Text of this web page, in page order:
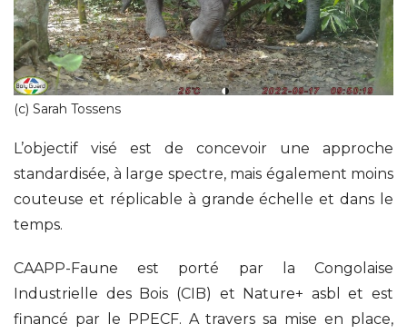
(c) Sarah Tossens
L’objectif visé est de concevoir une approche
standardisée, à large spectre, mais également moins
couteuse et réplicable à grande échelle et dans le
temps.
CAAPP-Faune est porté par la Congolaise
Industrielle des Bois (CIB) et Nature+ asbl et est
financé par le PPECF. A travers sa mise en place,